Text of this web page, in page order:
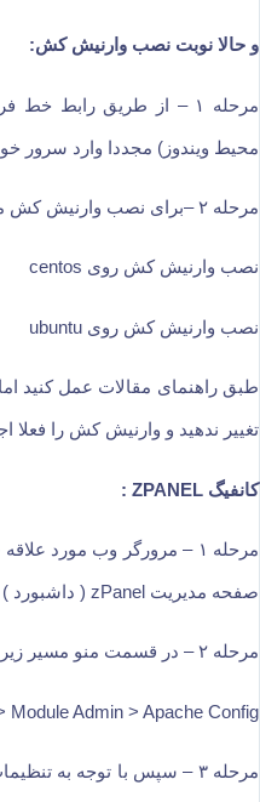
و حالا نوبت نصب وارنیش کش:
محیط ویندوز) مجددا وارد سرور
مرحله ۲ –برای نصب وارنیش کش مقالات زیر را مطالعه کنید :
نصب وارنیش کش روی centos
نصب وارنیش کش روی ubuntu
تغییر ندهید و وارنیش کش را فعلا
کانفیگ ZPANEL :
صفحه مدیریت zPanel ( داشبورد ) وارد شوید.
مرحله ۲ – در قسمت منو مسیر زیر را دنبال کنید :
Module Admin > Apache Config
مرحله ۳ – سپس با توجه به